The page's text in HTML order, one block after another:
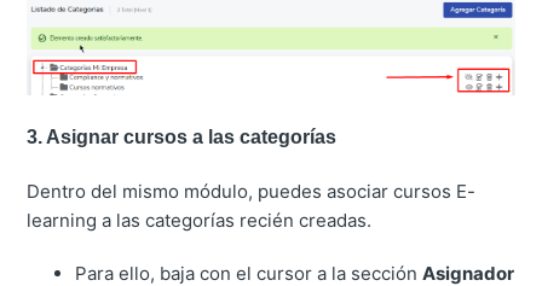
3. Asignar cursos a las categorías
Dentro del mismo módulo, puedes asociar cursos E-
learning a las categorías recién creadas.
Para ello, baja con el cursor a la secciónAsignador